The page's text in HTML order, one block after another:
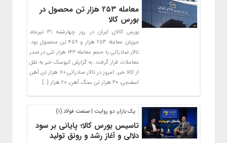
معامله ۲۵۳ هزار تن محصول در
بورس کالا
بورس کالای ایران در روز چهارشنبه ۳۱ تیرماه،
میزبان معامله ۲۵۳ هزار و ۴۵۹ تن محصول بود.
تالار صادراتی با حجم معامله ۱۴۳ هزار تنی در صدر
معاملات قرار گرفت. به گزارش کیوسک خبر به نقل
از کالا خبر، امروز در تالار صادراتی ۶۰ هزار تن آهن
اسفنجی، ۳۰ هزار تن سنگ آهن، ۲۰ هزار […]
یک بازار، دو روایت | صنعت فولاد (۱)
تاسیس بورس کالا؛ پایانی بر سود
دلالی و آغاز رشد و رونق تولید